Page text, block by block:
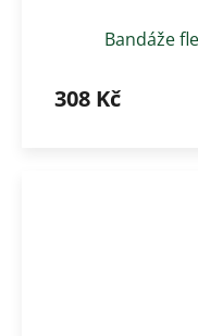
Bandáže
308 Kč